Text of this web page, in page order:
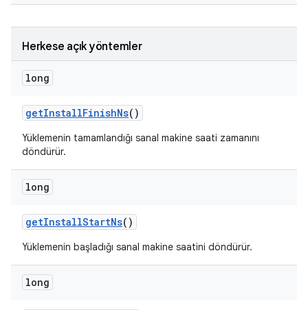
Herkese açık yöntemler
long
getInstallFinishNs()
Yüklemenin tamamlandığı sanal makine saati zamanını
döndürür.
long
getInstallStartNs()
Yüklemenin başladığı sanal makine saatini döndürür.
long